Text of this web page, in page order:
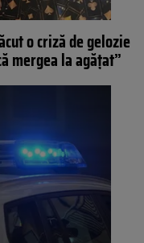
o criză de gelozie
mergea la agățat”